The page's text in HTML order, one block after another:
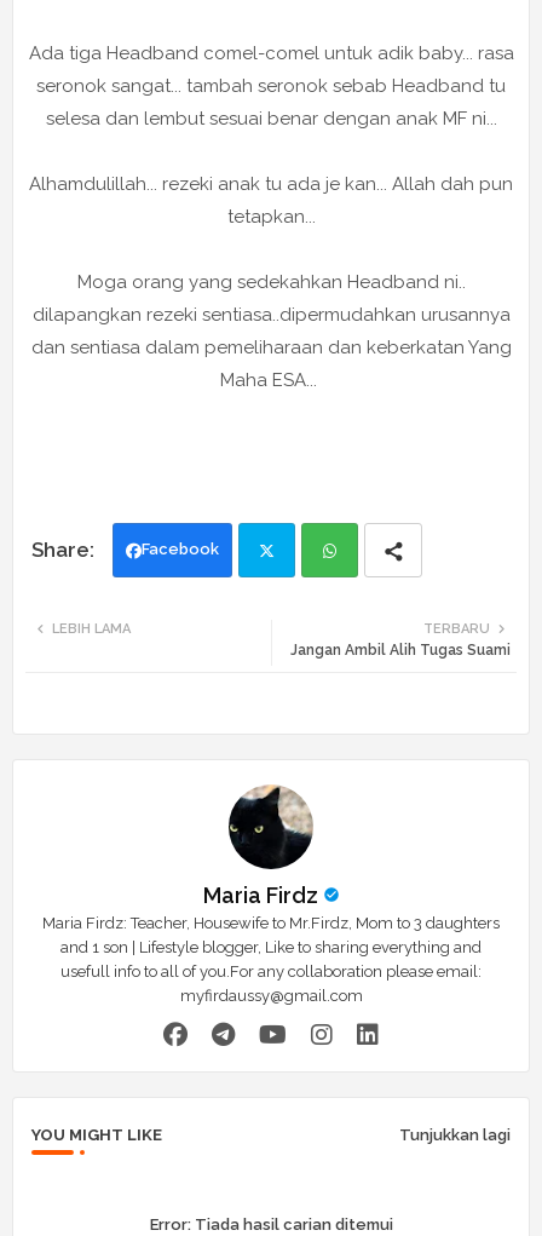
Ada tiga Headband comel-comel untuk adik baby... rasa
seronok sangat... tambah seronok sebab Headband tu
selesa dan lembut sesuai benar dengan anak MF ni...
Alhamdulillah... rezeki anak tu ada je kan... Allah dah pun
tetapkan...
Moga orang yang sedekahkan Headband ni..
dilapangkan rezeki sentiasa..dipermudahkan urusannya
dan sentiasa dalam pemeliharaan dan keberkatan Yang
Maha ESA...
Facebook
ats
TERBARU
Jangan Ambil Alih Tugas Suami
LEBIH LAMA
Maria Firdz
Maria Firdz: Teacher, Housewife to Mr.Firdz, Mom to 3 daughters
and 1 son | Lifestyle blogger, Like to sharing everything and
usefull info to all of you.For any collaboration please email:
myfirdaussy@gmail.com
YOU MIGHT LIKE Tunjukkan lagi
Error:Tiada hasil carian ditemui